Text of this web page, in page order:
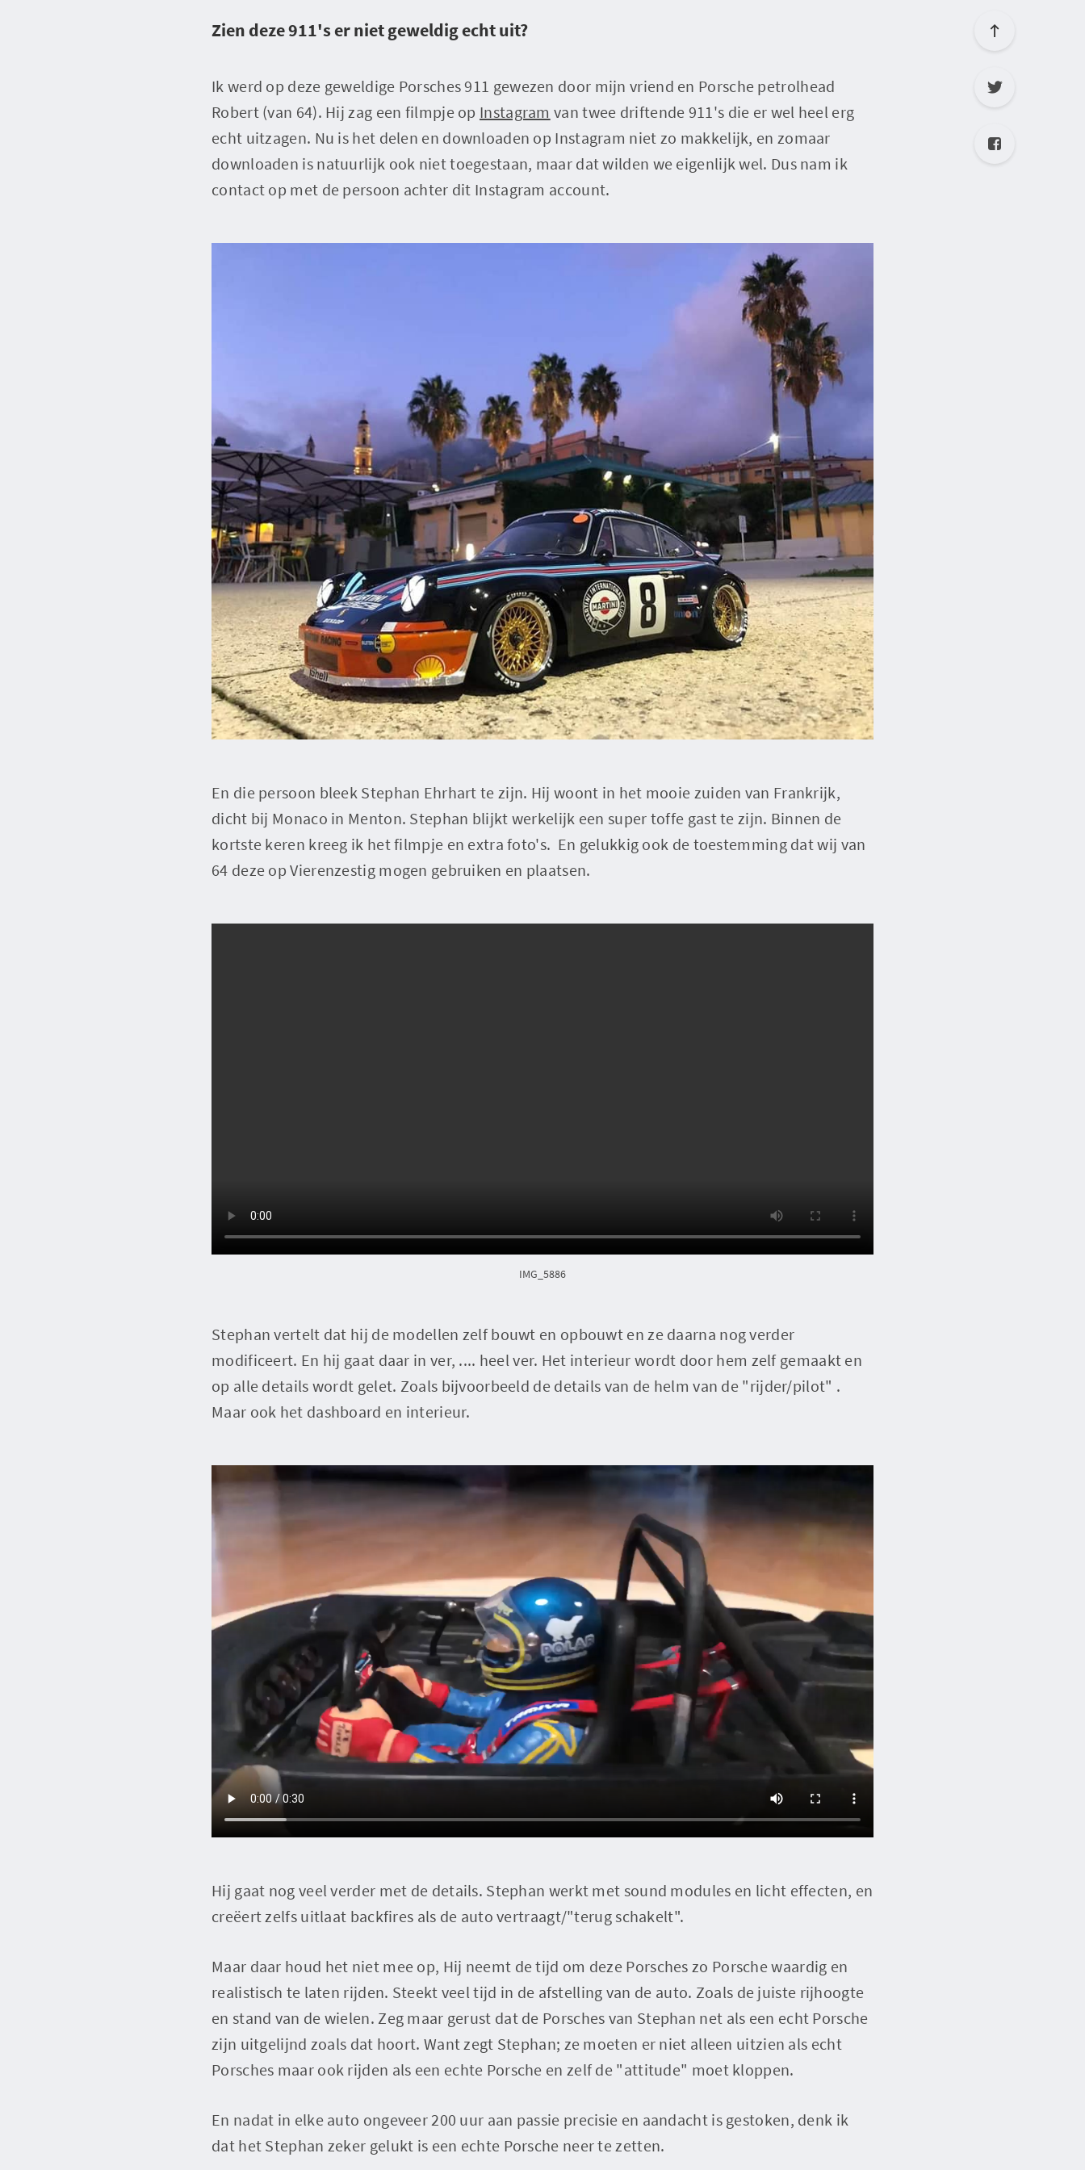
Zien deze 911's er niet geweldig echt uit?
Ik werd op deze geweldige Porsches 911 gewezen door mijn vriend en Porsche petrolhead
Robert (van 64). Hij zag een filmpje op Instagram van twee driftende 911's die er wel heel erg
echt uitzagen. Nu is het delen en downloaden op Instagram niet zo makkelijk, en zomaar
downloaden is natuurlijk ook niet toegestaan, maar dat wilden we eigenlijk wel. Dus nam ik
contact op met de persoon achter dit Instagram account.
En die persoon bleek Stephan Ehrhart te zijn. Hij woont in het mooie zuiden van Frankrijk,
dicht bij Monaco in Menton. Stephan blijkt werkelijk een super toffe gast te zijn. Binnen de
kortste keren kreeg ik het filmpje en extra foto's. En gelukkig ook de toestemming dat wij van
64 deze op Vierenzestig mogen gebruiken en plaatsen.
IMG_5886
Stephan vertelt dat hij de modellen zelf bouwt en opbouwt en ze daarna nog verder
modificeert. En hij gaat daar in ver, .... heel ver. Het interieur wordt door hem zelf gemaakt en
op alle details wordt gelet. Zoals bijvoorbeeld de details van de helm van de "rijder/pilot" .
Maar ook het dashboard en interieur.
Hij gaat nog veel verder met de details. Stephan werkt met sound modules en licht effecten, en
creëert zelfs uitlaat backfires als de auto vertraagt/"terug schakelt".
Maar daar houd het niet mee op, Hij neemt de tijd om deze Porsches zo Porsche waardig en
realistisch te laten rijden. Steekt veel tijd in de afstelling van de auto. Zoals de juiste rijhoogte
en stand van de wielen. Zeg maar gerust dat de Porsches van Stephan net als een echt Porsche
zijn uitgelijnd zoals dat hoort. Want zegt Stephan; ze moeten er niet alleen uitzien als echt
Porsches maar ook rijden als een echte Porsche en zelf de "attitude" moet kloppen.
En nadat in elke auto ongeveer 200 uur aan passie precisie en aandacht is gestoken, denk ik
dat het Stephan zeker gelukt is een echte Porsche neer te zetten.